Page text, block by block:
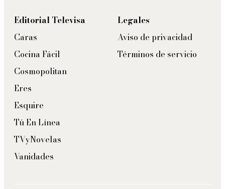
Editorial Televisa
Caras
Cocina Fácil
Cosmopolitan
Eres
Esquire
Tú En Línea
TVyNovelas
Vanidades
Legales
Aviso de privacidad
Términos de servicio